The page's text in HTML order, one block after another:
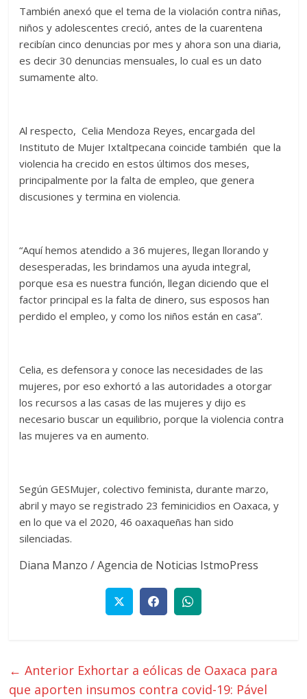
También anexó que el tema de la violación contra niñas,
niños y adolescentes creció, antes de la cuarentena
recibían cinco denuncias por mes y ahora son una diaria,
es decir 30 denuncias mensuales, lo cual es un dato
sumamente alto.
Al respecto, Celia Mendoza Reyes, encargada del
Instituto de Mujer Ixtaltpecana coincide también que la
violencia ha crecido en estos últimos dos meses,
principalmente por la falta de empleo, que genera
discusiones y termina en violencia.
“Aquí hemos atendido a 36 mujeres, llegan llorando y
desesperadas, les brindamos una ayuda integral,
porque esa es nuestra función, llegan diciendo que el
factor principal es la falta de dinero, sus esposos han
perdido el empleo, y como los niños están en casa”.
Celia, es defensora y conoce las necesidades de las
mujeres, por eso exhortó a las autoridades a otorgar
los recursos a las casas de las mujeres y dijo es
necesario buscar un equilibrio, porque la violencia contra
las mujeres va en aumento.
Según GESMujer, colectivo feminista, durante marzo,
abril y mayo se registrado 23 feminicidios en Oaxaca, y
en lo que va el 2020, 46 oaxaqueñas han sido
silenciadas.
Diana Manzo / Agencia de Noticias IstmoPress
← Anterior Exhortar a eólicas de Oaxaca para
que aporten insumos contra covid-19: Pável